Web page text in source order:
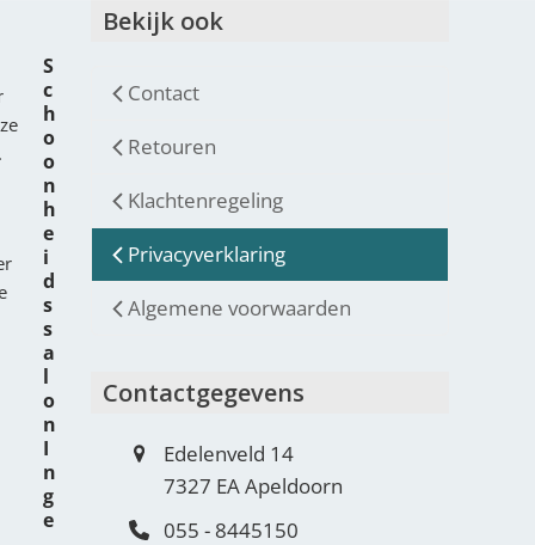
Bekijk ook
Contact
Retouren
Klachtenregeling
Privacyverklaring
Algemene voorwaarden
Contactgegevens
Edelenveld 14
7327 EA Apeldoorn
055 - 8445150
S
c
h
o
o
n
h
e
i
d
s
s
a
l
o
n
I
n
g
e